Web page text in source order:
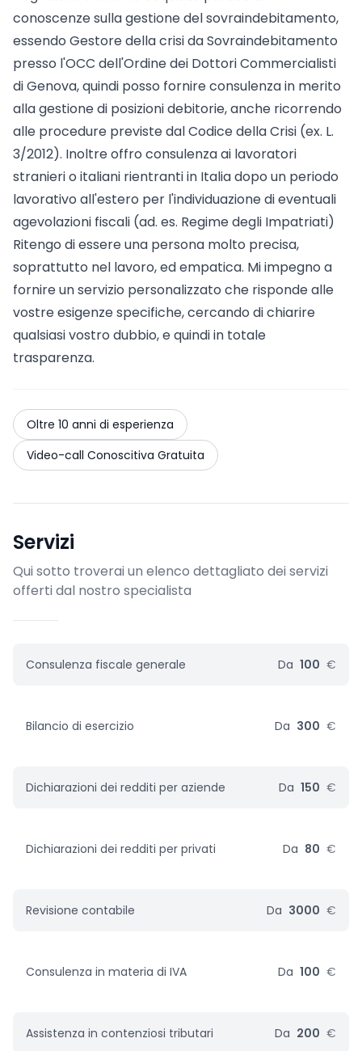
conoscenze sulla gestione del sovraindebitamento,
essendo Gestore della crisi da Sovraindebitamento
presso l'OCC dell'Ordine dei Dottori Commercialisti
di Genova, quindi posso fornire consulenza in merito
alla gestione di posizioni debitorie, anche ricorrendo
alle procedure previste dal Codice della Crisi (ex. L.
3/2012). Inoltre offro consulenza ai lavoratori
stranieri o italiani rientranti in Italia dopo un periodo
lavorativo all'estero per l'individuazione di eventuali
agevolazioni fiscali (ad. es. Regime degli Impatriati)
Ritengo di essere una persona molto precisa,
soprattutto nel lavoro, ed empatica. Mi impegno a
fornire un servizio personalizzato che risponde alle
vostre esigenze specifiche, cercando di chiarire
qualsiasi vostro dubbio, e quindi in totale
trasparenza.
Oltre 10 anni di esperienza
Video-call Conoscitiva Gratuita
Servizi
Qui sotto troverai un elenco dettagliato dei servizi
offerti dal nostro specialista
Consulenza fiscale generale Da 100 €
Bilancio di esercizio Da 300 €
Dichiarazioni dei redditi per aziende Da 150 €
Dichiarazioni dei redditi per privati Da 80 €
Revisione contabile Da 3000 €
Consulenza in materia di IVA Da 100 €
Assistenza in contenziosi tributari Da 200 €